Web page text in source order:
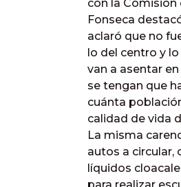
con la
Fonseca
aclaró que no
lo del centro y
van a asentar
se tengan que
cuánta
calidad de vida
La misma
autos a circular,
líquidos